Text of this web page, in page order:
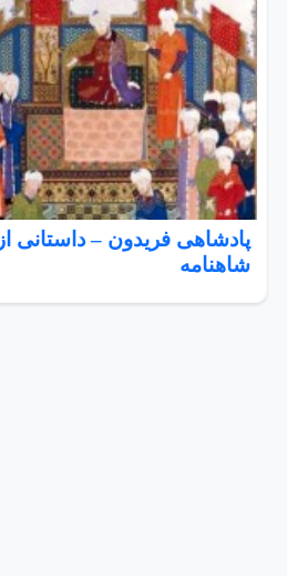
پادشاهی فریدون – داستانی از
شاهنامه